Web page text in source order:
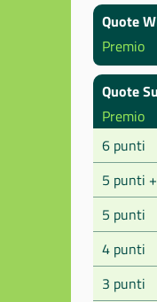
Quote
Premio
Quote
Premio
6 punti
5 punti
5 punti
4 punti
3 punti